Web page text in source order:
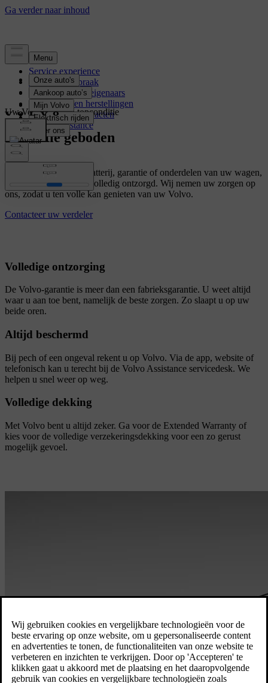
Service experience
Boek een afspraak
Voordelen voor eigenaars
Onderhoud en herstellingen
Onderhoudscontracten
Volvo Assistance
Uw Volvo altijd in topconditie
Garantie geboden
Of het nu gaat om de batterij, garantie of onderdelen van uw wagen,
bij ons wordt u steeds volledig ontzorgd. Wij nemen uw zorgen op
ons, zodat u ten volle kan genieten van uw Volvo.
Contacteer uw verdeler
Volledige ontzorging
De Volvo-garantie is meer dan een fabrieksgarantie. U weet altijd
waar u aan toe bent, namelijk de beste zorgen. Zo slaapt u op uw
beide oren.
Altijd beschermd
Bij pech of een ongeval rekent u op Volvo. Via de app, website of
telefonisch kan u terecht bij de Volvo Assistance servicedesk. We
helpen u snel weer op weg.
Volledige dekking
Met Volvo bent u altijd zeker. Ga voor de Extended Warranty of
kies voor de volledige verzekeringsdekking voor een zo gerust
mogelijk gevoel.